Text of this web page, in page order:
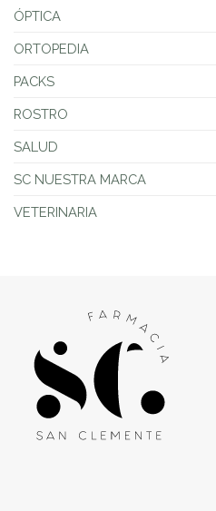
ÓPTICA
ORTOPEDIA
PACKS
ROSTRO
SALUD
SC NUESTRA MARCA
VETERINARIA